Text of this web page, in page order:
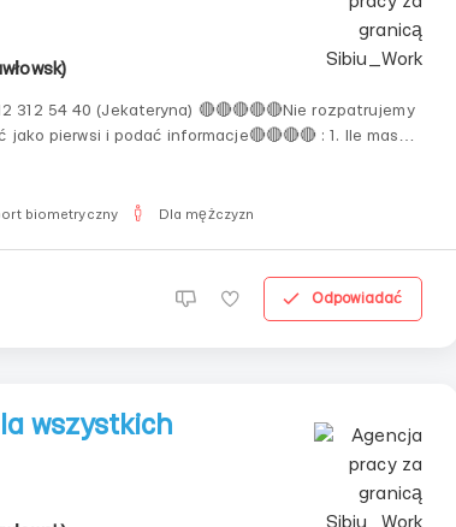
i podać informacje🔴🔴🔴🔴 : 1. Ile masz
biometryczny Dla mężczyzn
Odpowiadać
wszystkich